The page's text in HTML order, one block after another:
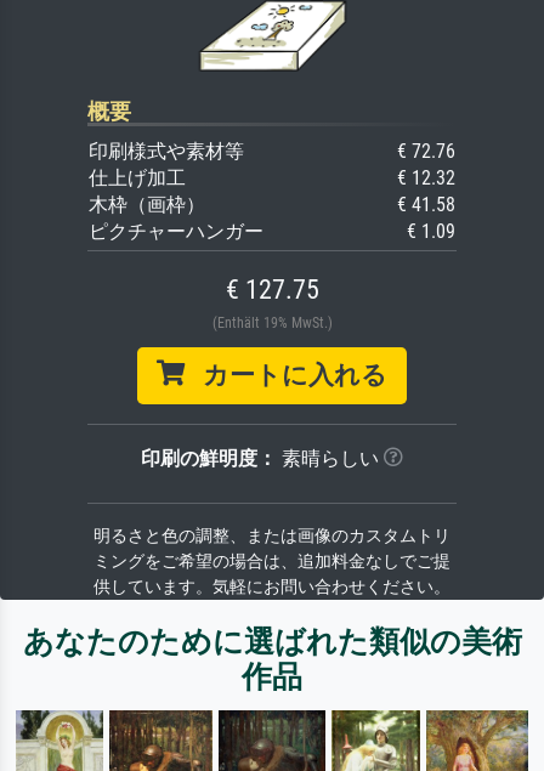
概要
印刷様式や素材等
€ 72.76
仕上げ加工
€ 12.32
木枠（画枠）
€ 41.58
ピクチャーハンガー
€ 1.09
€ 127.75
(Enthält 19% MwSt.)
カートに入れる
印刷の鮮明度： 素晴らしい
明るさと色の調整、または画像のカスタムトリ
ミングをご希望の場合は、追加料金なしでご提
供しています。気軽にお問い合わせください。
あなたのために選ばれた類似の美術
作品